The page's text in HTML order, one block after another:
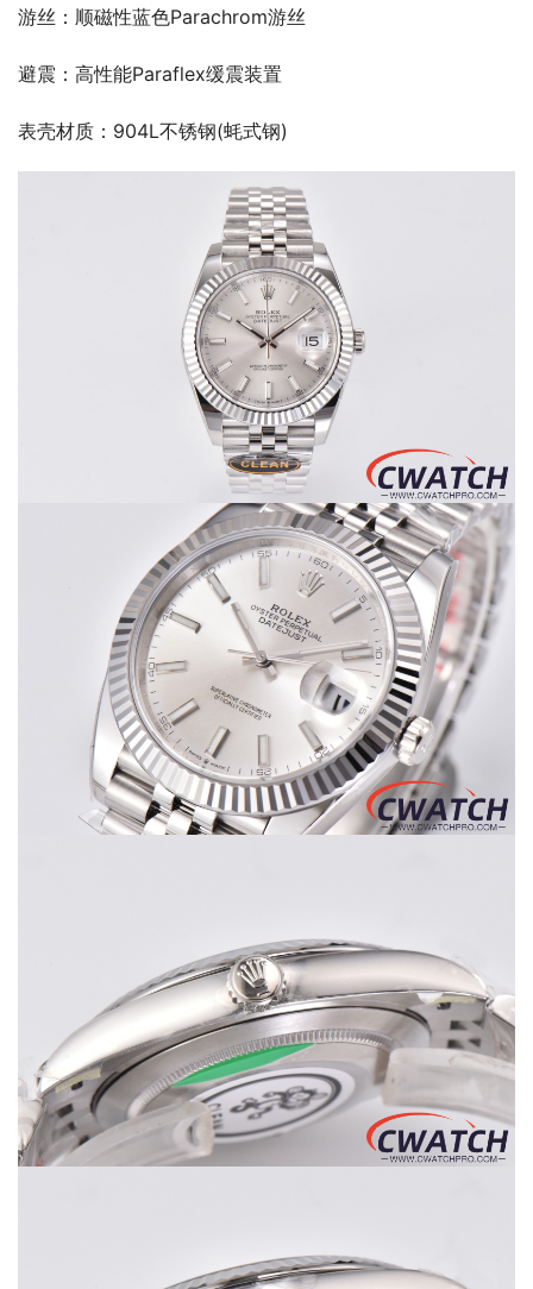
游丝：顺磁性蓝色Parachrom游丝
避震：高性能Paraflex缓震装置
表壳材质：904L不锈钢(蚝式钢)